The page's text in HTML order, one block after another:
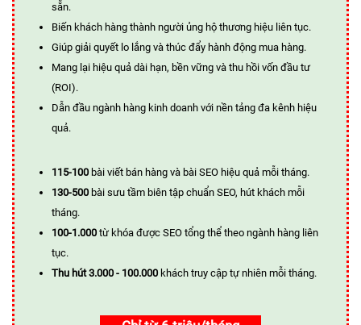
sẵn.
Biến khách hàng thành người ủng hộ thương hiệu liên tục.
Giúp giải quyết lo lắng và thúc đẩy hành động mua hàng.
Mang lại hiệu quả dài hạn, bền vững và thu hồi vốn đầu tư
(ROI).
Dẫn đầu ngành hàng kinh doanh với nền tảng đa kênh hiệu
quả.
115-100 bài viết bán hàng và bài SEO hiệu quả mỗi tháng.
130-500 bài sưu tầm biên tập chuẩn SEO, hút khách mỗi
tháng.
100-1.000 từ khóa được SEO tổng thể theo ngành hàng liên
tục.
Thu hút 3.000 - 100.000 khách truy cập tự nhiên mỗi tháng.